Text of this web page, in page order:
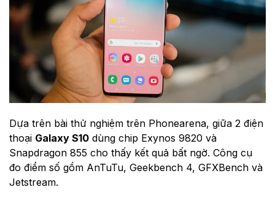
Dựa trên bài thử nghiệm trên Phonearena, giữa 2 điện
thoại Galaxy S10 dùng chip Exynos 9820 và
Snapdragon 855 cho thấy kết quả bất ngờ. Công cụ
đo điểm số gồm AnTuTu, Geekbench 4, GFXBench và
Jetstream.